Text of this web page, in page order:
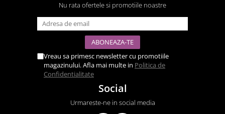
Nu rata ofertele si promotiile noastre
Vreau sa primesc newsletter cu promotiile
magazinului. Afla mai multe in Politica de
Confidentialitate
Social
Urmareste-ne in social media